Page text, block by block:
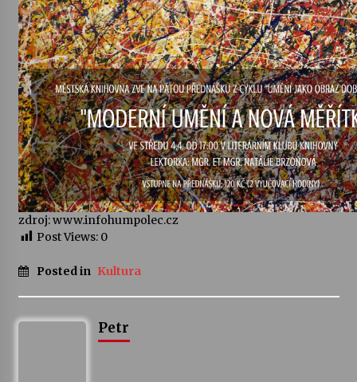
Votavžatský ploty
23. 7. 2026
Letní koncerty ve Stromovce: Rufus Miller
22. 7. 2026
Vysočinka
17. 7. 2026
14. 7. 2026
Za kulturou kousek za Humpolec. V Želivě ožije
odkaz Josefa Čapka
zdroj: www.infohumpolec.cz
Post Views: 0
Posted in Kultura
Petr